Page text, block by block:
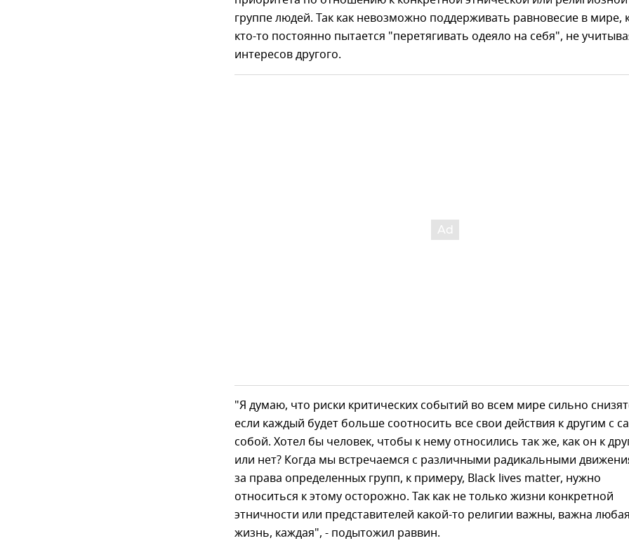
группе людей. Так как невозможно поддерживать равновесие в мире,
кто-то постоянно пытается "перетягивать одеяло на себя", не
интересов другого.
"Я думаю, что риски критических событий во всем мире сильно
если каждый будет больше соотносить все свои действия к другим с
собой. Хотел бы человек, чтобы к нему относились так же, как он к
или нет? Когда мы встречаемся с различными радикальными
за права определенных групп, к примеру, Black lives matter, нужно
относиться к этому осторожно. Так как не только жизни конкретной
этничности или представителей какой-то религии важны, важна любая
жизнь, каждая", - подытожил раввин.